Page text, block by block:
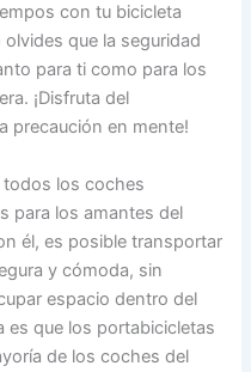
con tu bicicleta
que la seguridad
para ti como para los
¡Disfruta del
precaución en mente!
los coches
para los amantes del
él, es posible transportar
y cómoda, sin
espacio dentro del
es que los portabicicletas
de los coches del